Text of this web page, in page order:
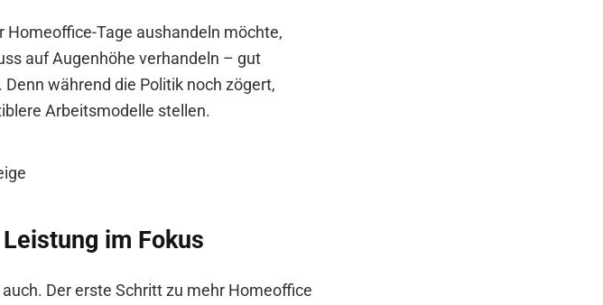
Tage aushandeln möchte,
auf Augenhöhe verhandeln – gut
während die Politik noch zögert,
Arbeitsmodelle stellen.
im Fokus
Der erste Schritt zu mehr Homeoffice